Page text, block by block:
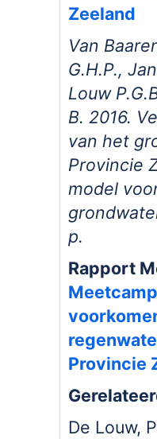
Zeeland
Van
G.H.P.,
Louw
B. 2016.
van het
Provincie
model
p.
Rapport
Provincie
De Louw,